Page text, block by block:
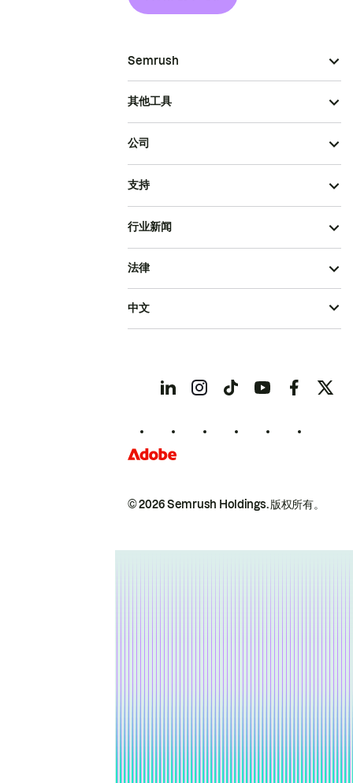
Semrush
其他工具
公司
支持
行业新闻
© 2026 Semrush Holdings.版权所有。
法律
中文